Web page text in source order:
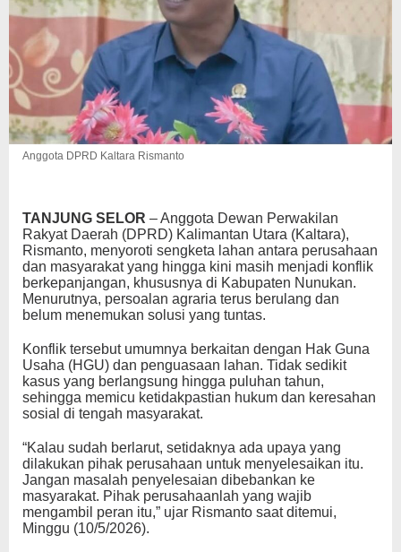
Anggota DPRD Kaltara Rismanto
TANJUNG SELOR – Anggota Dewan Perwakilan
Rakyat Daerah (DPRD) Kalimantan Utara (Kaltara),
Rismanto, menyoroti sengketa lahan antara perusahaan
dan masyarakat yang hingga kini masih menjadi konflik
berkepanjangan, khususnya di Kabupaten Nunukan.
Menurutnya, persoalan agraria terus berulang dan
belum menemukan solusi yang tuntas.
Konflik tersebut umumnya berkaitan dengan Hak Guna
Usaha (HGU) dan penguasaan lahan. Tidak sedikit
kasus yang berlangsung hingga puluhan tahun,
sehingga memicu ketidakpastian hukum dan keresahan
sosial di tengah masyarakat.
“Kalau sudah berlarut, setidaknya ada upaya yang
dilakukan pihak perusahaan untuk menyelesaikan itu.
Jangan masalah penyelesaian dibebankan ke
masyarakat. Pihak perusahaanlah yang wajib
mengambil peran itu,” ujar Rismanto saat ditemui,
Minggu (10/5/2026).